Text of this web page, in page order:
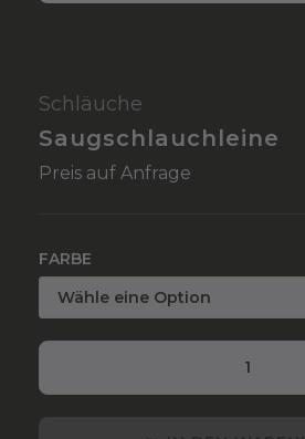
Schläuche
Saugschlauchleine
Preis auf Anfrage
FARBE